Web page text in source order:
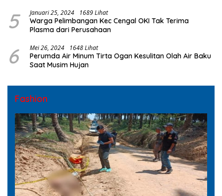
5 Januari 25, 2024 1689 Lihat
Warga Pelimbangan Kec Cengal OKI Tak Terima
Plasma dari Perusahaan
6 Mei 26, 2024 1648 Lihat
Perumda Air Minum Tirta Ogan Kesulitan Olah Air Baku
Saat Musim Hujan
Fashion